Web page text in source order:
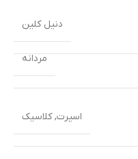
مردانه
اسپرت,کلاسیک
دنیل کلین